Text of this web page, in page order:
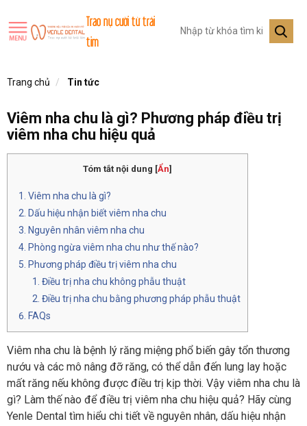
Trao nụ cười từ trái
tim
Trang chủ Tin tức
Viêm nha chu là gì? Phương pháp điều trị
viêm nha chu hiệu quả
Tóm tắt nội dung [Ẩn]
Viêm nha chu là gì?
Dấu hiệu nhận biết viêm nha chu
Nguyên nhân viêm nha chu
Phòng ngừa viêm nha chu như thế nào?
Phương pháp điều trị viêm nha chu
Điều trị nha chu không phẫu thuật
Điều trị nha chu bằng phương pháp phẫu thuật
FAQs
Viêm nha chu là bệnh lý răng miệng phổ biến gây tổn thương
nướu và các mô nâng đỡ răng, có thể dẫn đến lung lay hoặc
mất răng nếu không được điều trị kịp thời. Vậy viêm nha chu là
gì? Làm thế nào để điều trị viêm nha chu hiệu quả? Hãy cùng
Yenle Dental tìm hiểu chi tiết về nguyên nhân, dấu hiệu nhận